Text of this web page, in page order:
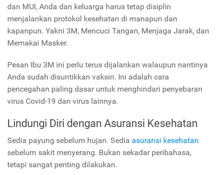
dan MUI, Anda dan keluarga harus tetap disiplin
menjalankan protokol kesehatan di manapun dan
kapanpun. Yakni 3M, Mencuci Tangan, Menjaga Jarak, dan
Memakai Masker.
Pesan Ibu 3M ini perlu terus dijalankan walaupun nantinya
Anda sudah disuntikkan vaksin. Ini adalah cara
pencegahan paling dasar untuk menghindari penyebaran
virus Covid-19 dan virus lainnya.
Lindungi Diri dengan Asuransi Kesehatan
Sedia payung sebelum hujan. Sedia asuransi kesehatan
sebelum sakit menyerang. Bukan sekadar peribahasa,
tetapi sangat penting dilakukan.